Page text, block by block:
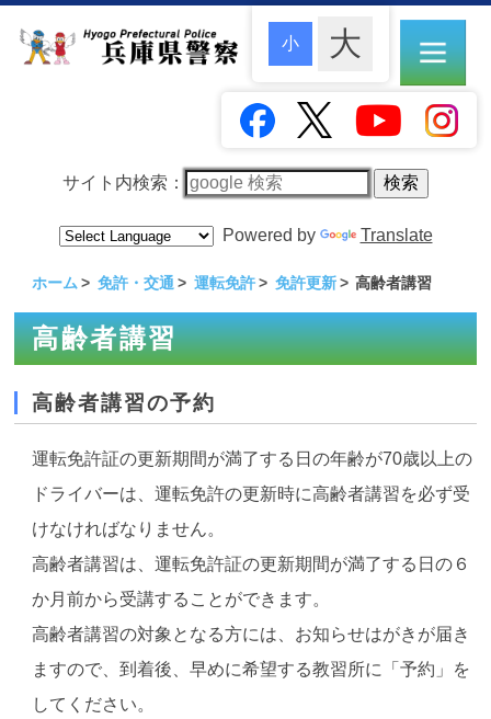
サイト内検索：
Powered by Translate
ホーム 免許・交通 運転免許 免許更新 高齢者講習
高齢者講習
高齢者講習の予約
運転免許証の更新期間が満了する日の年齢が70歳以上の
ドライバーは、運転免許の更新時に高齢者講習を必ず受
けなければなりません。
高齢者講習は、運転免許証の更新期間が満了する日の６
か月前から受講することができます。
高齢者講習の対象となる方には、お知らせはがきが届き
ますので、到着後、早めに希望する教習所に「予約」を
してください。